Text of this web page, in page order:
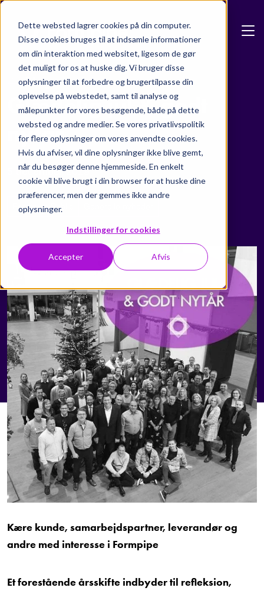
Dette websted lagrer cookies på din computer.
Disse cookies bruges til at indsamle informationer
om din interaktion med websitet, ligesom de gør
det muligt for os at huske dig. Vi bruger disse
oplysninger til at forbedre og brugertilpasse din
oplevelse på webstedet, samt til analyse og
målepunkter for vores besøgende, både på dette
websted og andre medier. Se vores privatlivspolitik
for flere oplysninger om vores anvendte cookies.
Hvis du afviser, vil dine oplysninger ikke blive gemt,
når du besøger denne hjemmeside. En enkelt
cookie vil blive brugt i din browser for at huske dine
præferencer, men der gemmes ikke andre
oplysninger.
Indstillinger for cookies
Accepter Afvis
Skip to main content
Blog
Glædelig jul & godt
nytår
5 december 2019
Formpipe Public
Kære kunde, samarbejdspartner, leverandør og
andre med interesse i Formpipe
Et forestående årsskifte indbyder til refleksion,